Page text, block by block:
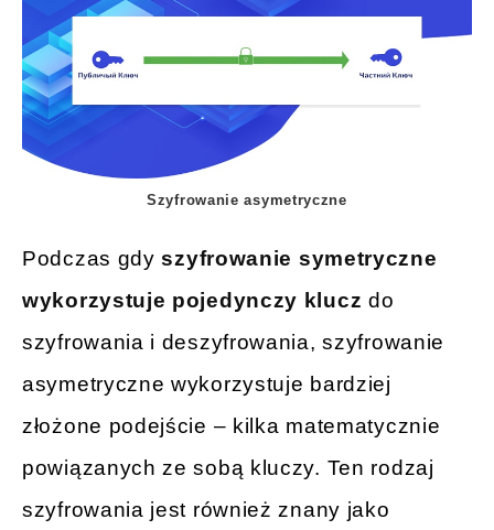
Szyfrowanie asymetryczne
Podczas gdyszyfrowanie symetryczne
wykorzystuje pojedynczy klucz do
szyfrowania i deszyfrowania, szyfrowanie
asymetryczne wykorzystuje bardziej
złożone podejście – kilka matematycznie
powiązanych ze sobą kluczy. Ten rodzaj
szyfrowania jest również znany jako